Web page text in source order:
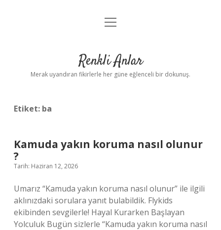
Anasayfa
Yasal Uyarı
menüyü
Renkli Anlar
Merak uyandıran fikirlerle her güne eğlenceli bir dokunuş.
Etiket: ba
Kamuda yakın koruma nasıl olunur
?
Tarih: Haziran 12, 2026
Umarız “Kamuda yakın koruma nasıl olunur” ile ilgili
aklınızdaki sorulara yanıt bulabildik. Flykids
ekibinden sevgilerle! Hayal Kurarken Başlayan
Yolculuk Bugün sizlerle “Kamuda yakın koruma nasıl